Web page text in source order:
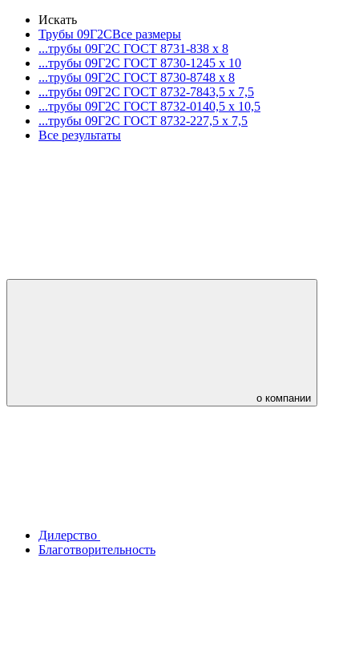
Искать
Трубы 09Г2СВсе размеры
...трубы 09Г2С ГОСТ 8731-838 x 8
...трубы 09Г2С ГОСТ 8730-1245 x 10
...трубы 09Г2С ГОСТ 8730-8748 x 8
...трубы 09Г2С ГОСТ 8732-7843,5 x 7,5
...трубы 09Г2С ГОСТ 8732-0140,5 x 10,5
...трубы 09Г2С ГОСТ 8732-227,5 x 7,5
Все результаты
о компании
Дилерство
Благотворительность